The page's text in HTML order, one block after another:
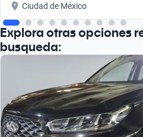
Ciudad de México
Explora otras opciones
busqueda: